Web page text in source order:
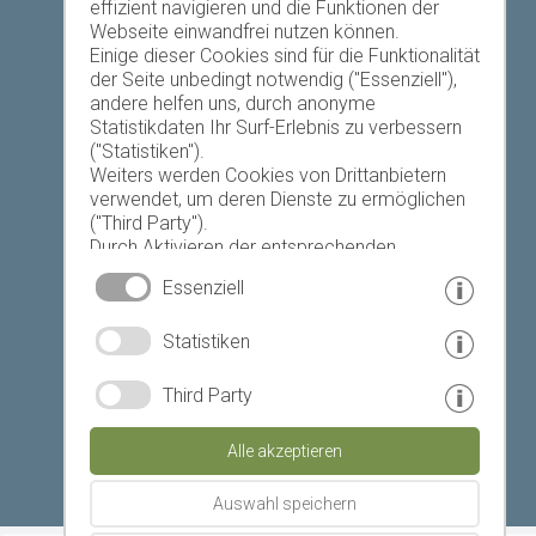
Heute Morgen Samstag
23 °C 34 °C
© www.drescher.it - Webdesign in Südtirol
Impressum
effizient navigieren und die Funktionen der
Webseite einwandfrei nutzen können.
Einige dieser Cookies sind für die Funktionalität
der Seite unbedingt notwendig ("Essenziell"),
andere helfen uns, durch anonyme
Statistikdaten Ihr Surf-Erlebnis zu verbessern
("Statistiken").
Weiters werden Cookies von Drittanbietern
verwendet, um deren Dienste zu ermöglichen
("Third Party").
Durch Aktivieren der entsprechenden
Schaltflächen entscheiden Sie selbst, welche
Cookies zum Einsatz kommen.
speichern" oder "Auswahl ablehnen" erklären
Cookies erlauben.
Ihre Einwilligung können Sie jederzeit
widerrufen.
Essenziell
Statistiken
Third Party
Alle akzeptieren
Auswahl speichern